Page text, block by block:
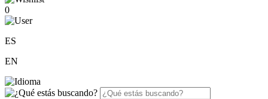
0
ES
EN